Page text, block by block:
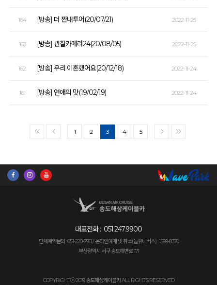
164 [방송] 더 짠내투어(20/07/21) 2022-11-25
163 [방송] 관찰카메라24(20/08/05) 2022-11-25
162 [방송] 우리 이혼했어요(20/12/18) 2022-11-24
161 [방송] 연애의 맛(19/02/19) 2022-11-24
<< < 1 2 3 4 5 > >>
대표전화 : 051.247.9900
단체예약문의 : 051-220-7911 / 온라인예매 및 취소(놀유니버스) : 1599-8370
부산광역시 서구 송도해변로 171
COPYRIGHTⓒ 2019 송도해상케이블카 ALL RIGHTS RESERVED